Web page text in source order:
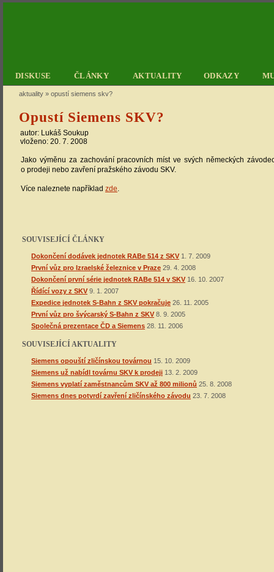
DISKUSE ČLÁNKY AKTUALITY ODKAZY
aktuality » opustí siemens skv?
Opustí Siemens SKV?
autor: Lukáš Soukup
vloženo: 20. 7. 2008
Jako výměnu za zachování pracovních míst ve svých německých
o prodeji nebo zavření pražského závodu SKV.
Více naleznete například zde.
SOUVISEJÍCÍ ČLÁNKY
Dokončení dodávek jednotek RABe 514 z SKV 1. 7. 2009
První vůz pro Izraelské železnice v Praze 29. 4. 2008
Dokončení první série jednotek RABe 514 v SKV 16. 10. 2007
Řídící vozy z SKV 9. 1. 2007
Expedice jednotek S-Bahn z SKV pokračuje 26. 11. 2005
První vůz pro švýcarský S-Bahn z SKV 8. 9. 2005
Společná prezentace ČD a Siemens 28. 11. 2006
SOUVISEJÍCÍ AKTUALITY
Siemens opouští zličínskou továrnou 15. 10. 2009
Siemens už nabídl továrnu SKV k prodeji 13. 2. 2009
Siemens vyplatí zaměstnancům SKV až 800 milionů 25. 8. 2008
Siemens dnes potvrdí zavření zličínského závodu 23. 7. 2008